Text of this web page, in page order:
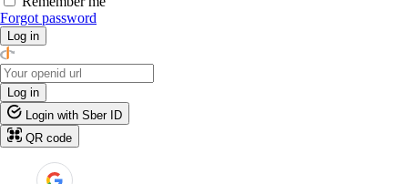
Forgot password
Log in
Log in
Login with Sber ID
QR code